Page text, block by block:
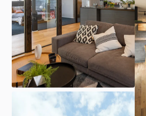
ARCHIの家づくり